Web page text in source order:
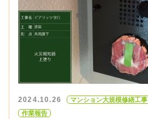
2024.10.26 マンション大規模修繕工事
作業報告